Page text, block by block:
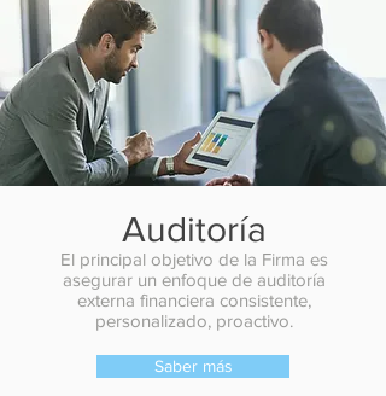
Auditoría
El principal objetivo de la Firma es
asegurar un enfoque de auditoría
externa financiera consistente,
personalizado, proactivo.
Saber más